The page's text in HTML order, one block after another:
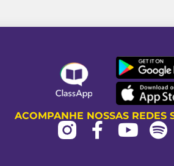
ACOMPANHE NOSSAS REDES